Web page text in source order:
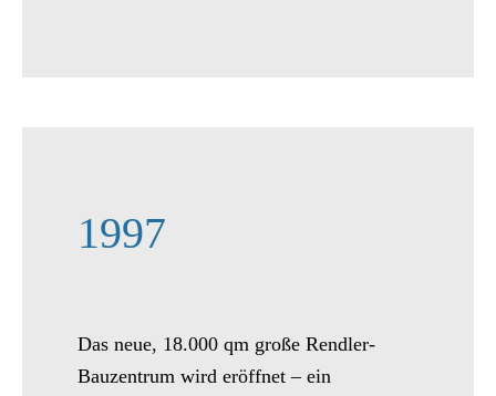
1997
Das neue, 18.000 qm große Rendler-
Bauzentrum wird eröffnet – ein